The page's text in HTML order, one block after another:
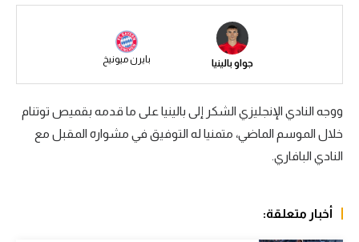
كرة سلة
في المونديال
رياضة نسائية
جواو بالينيا بايرن ميونيخ
ووجه النادي الإنجليزي الشكر إلى بالينيا على ما قدمه بقميص توتنام
خلال الموسم الماضي، متمنيا له التوفيق في مشواره المقبل مع
النادي البافاري.
أخبار متعلقة: